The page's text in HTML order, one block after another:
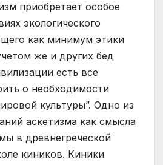
приобретает особое
экологического
как минимум этики
же и других бед
есть все
о необходимости
культуры”. Одно из
аскетизма как смысла
в древнегреческой
киников. Киники